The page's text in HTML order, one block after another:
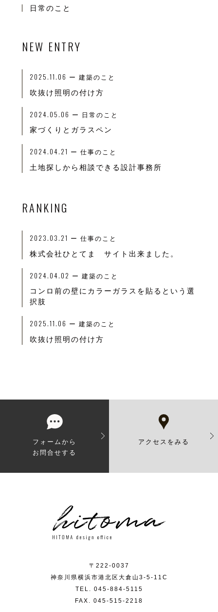
日常のこと
NEW ENTRY
2025.11.06 ー 建築のこと
吹抜け照明の付け方
2024.05.06 ー 日常のこと
家づくりとガラスペン
2024.04.21 ー 仕事のこと
土地探しから相談できる設計事務所
RANKING
2023.03.21 ー 仕事のこと
株式会社ひとてま サイト出来ました。
2024.04.02 ー 建築のこと
コンロ前の壁にカラーガラスを貼るという選
択肢
2025.11.06 ー 建築のこと
吹抜け照明の付け方
フォームから
お問合せする
アクセスをみる
〒222-0037
神奈川県横浜市港北区大倉山3-5-11C
TEL. 045-884-5115
FAX. 045-515-2218